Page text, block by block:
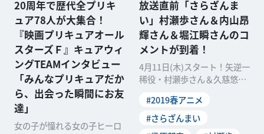
20周年で歴代全プリキ
ュア78人が大集合！
『映画プリキュアオール
スターズＦ』キュアウィ
ングTEAMインタビュー
「みんなプリキュアだか
ら、出会った瞬間にお友
達」
女の子が憧れる女の子ヒーロ
放送直前「さらざんま
い」村瀬歩さん＆内山昂
輝さん＆堀江瞬さんのコ
メントが到着！
4月11日(木)スタート！矢逆一
稀役・村瀬歩さん＆久慈悠
役・堀江瞬さんが語
#2019春アニメ
#さらざんまい